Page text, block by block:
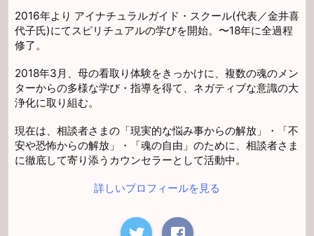
2016年より アイナチュラルガイド・スクール(代表／金井喜
代子氏)にてスピリチュアルの学びを開始。〜18年に全過程
修了。
2018年3月、母の看取り体験をきっかけに、複数の魂のメン
ターからの多様な学び・指導を得て、ネガティブな意識の大
浄化に取り組む。
現在は、相談者さまの「現実的な悩み事からの解放」・「不
安や恐怖からの解放」・「魂の自由」のために、相談者さま
に徹底して寄り添うカウンセラーとして活動中。
詳しいプロフィールを見る